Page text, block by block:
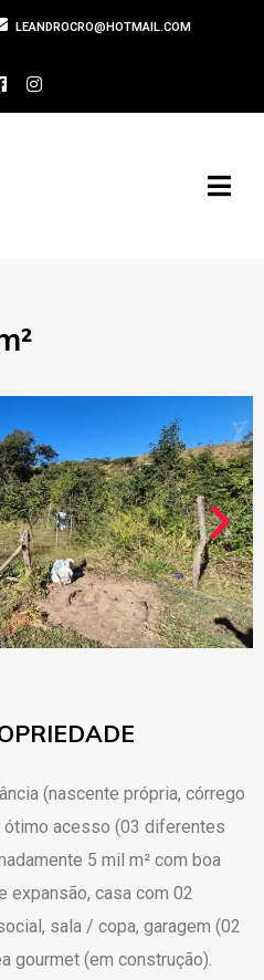
LEANDROCRO@HOTMAIL.COM
(nascente própria, córrego
ótimo acesso (03 diferentes
5 mil m² com boa
casa com 02
sala / copa, garagem (02
gourmet (em construção).